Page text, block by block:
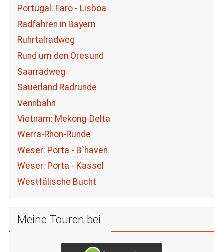
Portugal: Faro - Lisboa
Radfahren in Bayern
Ruhrtalradweg
Rund um den Öresund
Saarradweg
Sauerland Radrunde
Vennbahn
Vietnam: Mekong-Delta
Werra-Rhön-Runde
Weser: Porta - B`haven
Weser: Porta - Kassel
Westfälische Bucht
Meine Touren bei